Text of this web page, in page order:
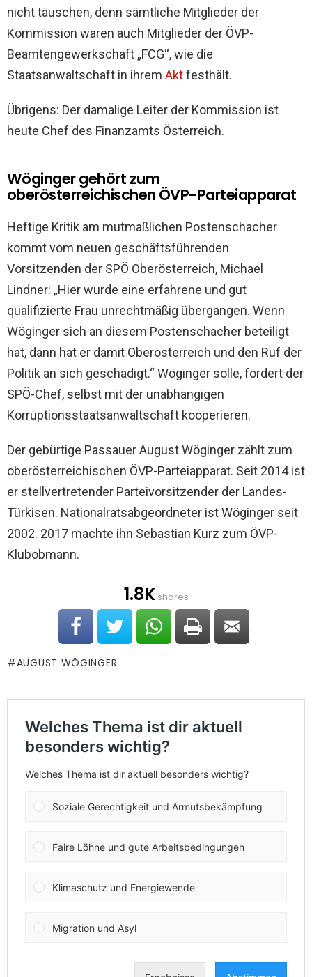
nicht täuschen, denn sämtliche Mitglieder der
Kommission waren auch Mitglieder der ÖVP-
Beamtengewerkschaft „FCG“, wie die
Staatsanwaltschaft in ihrem Aktfesthält.
Übrigens: Der damalige Leiter der Kommission ist
heute Chef des Finanzamts Österreich.
Wöginger gehört zum
oberösterreichischen ÖVP-Parteiapparat
Heftige Kritik am mutmaßlichen Postenschacher
kommt vom neuen geschäftsführenden
Vorsitzenden der SPÖ Oberösterreich, Michael
Lindner: „Hier wurde eine erfahrene und gut
qualifizierte Frau unrechtmäßig übergangen. Wenn
Wöginger sich an diesem Postenschacher beteiligt
hat, dann hat er damit Oberösterreich und den Ruf der
Politik an sich geschädigt.“ Wöginger solle, fordert der
SPÖ-Chef, selbst mit der unabhängigen
Korruptionsstaatsanwaltschaft kooperieren.
Der gebürtige Passauer August Wöginger zählt zum
oberösterreichischen ÖVP-Parteiapparat. Seit 2014 ist
er stellvertretender Parteivorsitzender der Landes-
Türkisen. Nationalratsabgeordneter ist Wöginger seit
2002. 2017 machte ihn Sebastian Kurz zum ÖVP-
Klubobmann.
1.8Kshares
AUGUST WÖGINGER